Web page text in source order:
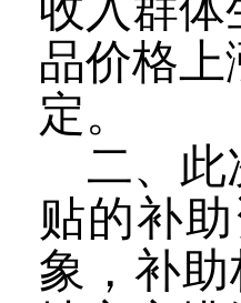
品价格
定。
二、此
贴的补
象，补助